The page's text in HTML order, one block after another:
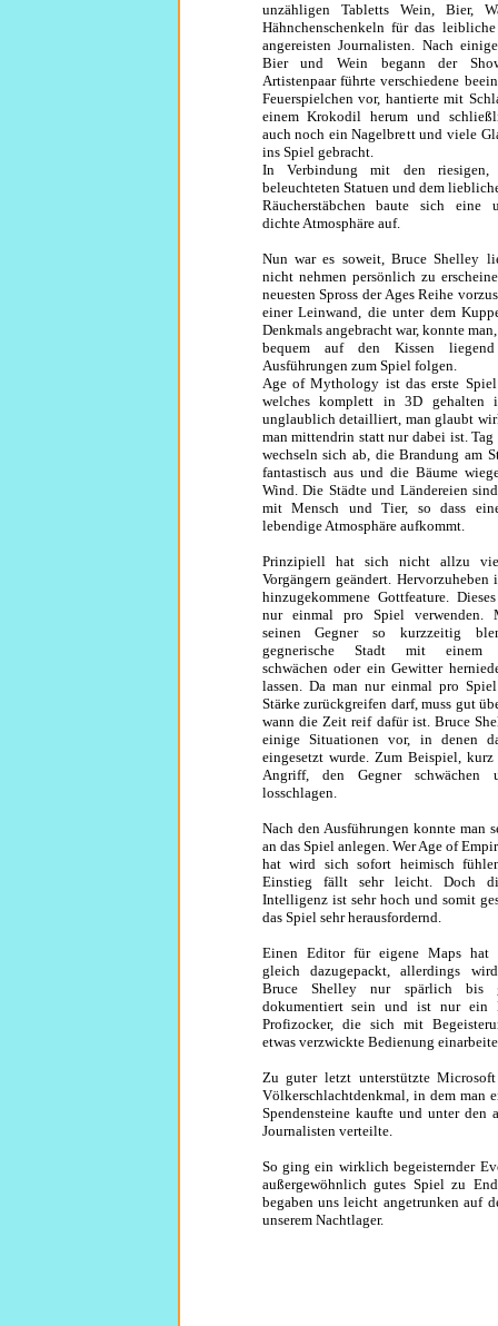
unzähligen Tabletts Wein, Bier,
Hähnchenschenkeln für das
angereisten Journalisten. Nach
Bier und Wein begann der
Artistenpaar führte verschiedene
Feuerspielchen vor, hantierte mit
einem Krokodil herum und
auch noch ein Nagelbrett und viele
ins Spiel gebracht.
In Verbindung mit den riesigen,
beleuchteten Statuen und dem
Räucherstäbchen baute sich eine
dichte Atmosphäre auf.
Nun war es soweit, Bruce Shelley
nicht nehmen persönlich zu
neuesten Spross der Ages Reihe
einer Leinwand, die unter dem
Denkmals angebracht war, konnte
bequem auf den Kissen liegend
Ausführungen zum Spiel folgen.
Age of Mythology ist das erste Spiel
welches komplett in 3D gehalten
unglaublich detailliert, man glaubt
man mittendrin statt nur dabei ist. Tag
wechseln sich ab, die Brandung am
fantastisch aus und die Bäume
Wind. Die Städte und Ländereien
mit Mensch und Tier, so dass
lebendige Atmosphäre aufkommt.
Prinzipiell hat sich nicht allzu
Vorgängern geändert. Hervorzuheben
hinzugekommene Gottfeature.
nur einmal pro Spiel verwenden.
seinen Gegner so kurzzeitig
gegnerische Stadt mit einem
schwächen oder ein Gewitter
lassen. Da man nur einmal pro
Stärke zurückgreifen darf, muss gut
wann die Zeit reif dafür ist. Bruce
einige Situationen vor, in denen
eingesetzt wurde. Zum Beispiel,
Angriff, den Gegner schwächen
losschlagen.
Nach den Ausführungen konnte man
an das Spiel anlegen. Wer Age of
hat wird sich sofort heimisch
Einstieg fällt sehr leicht. Doch
Intelligenz ist sehr hoch und somit
das Spiel sehr herausfordernd.
Einen Editor für eigene Maps hat
gleich dazugepackt, allerdings
Bruce Shelley nur spärlich bis
dokumentiert sein und ist nur ein
Profizocker, die sich mit
etwas verzwickte Bedienung
Zu guter letzt unterstützte
Völkerschlachtdenkmal, in dem man
Spendensteine kaufte und unter den
Journalisten verteilte.
So ging ein wirklich begeisternder
außergewöhnlich gutes Spiel zu
begaben uns leicht angetrunken auf
unserem Nachtlager.